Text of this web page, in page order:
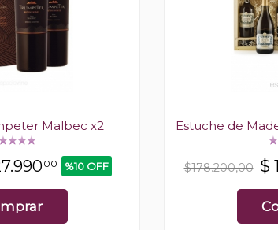
Malbec x2
00 %10 OFF
Estuche de
$178.200,00 $